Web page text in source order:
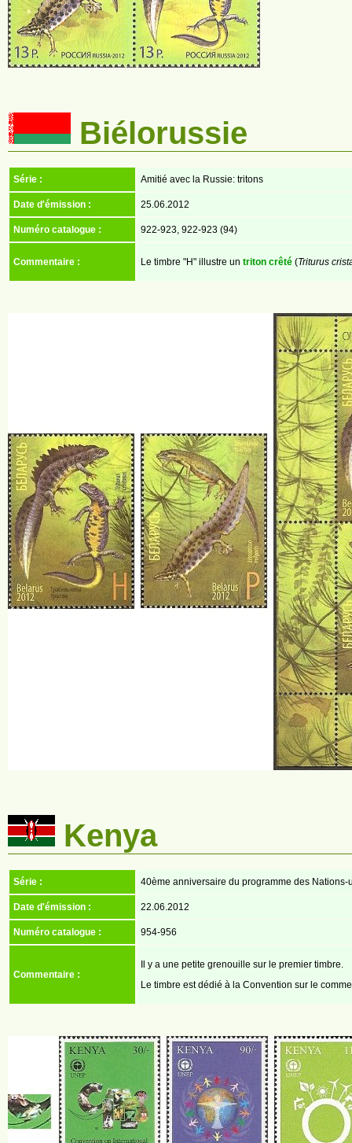
Biélorussie
Série : Amitié avec la Russie: tritons
Date d'émission : 25.06.2012
Numéro catalogue : 922-923, 922-923 (94)
Commentaire : Le timbre "H" illustre un triton crêté (Triturus
Kenya
Série : 40ème anniversaire du programme des
Date d'émission : 22.06.2012
Numéro catalogue : 954-956
Commentaire :
Il y a une petite grenouille sur le premier timbre.
Le timbre est dédié à la Convention sur le